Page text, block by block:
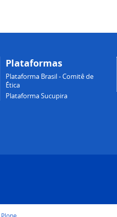
Plataformas
Plataforma Brasil - Comitê de
Ética
Plataforma Sucupira
Plone